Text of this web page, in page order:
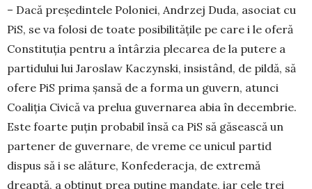
– Dacă președintele Poloniei, Andrzej Duda, aso­ciat cu
PiS, se va folosi de toate posibilitățile pe care i le oferă
Constituția pentru a întârzia plecarea de la putere a
partidului lui Jaroslaw Kaczynski, insis­tând, de pildă, să
ofere PiS prima șansă de a forma un guvern, atunci
Coaliția Civică va prelua guvernarea abia în decembrie.
Este foarte puțin probabil însă ca PiS să găsească un
partener de guvernare, de vreme ce unicul partid
dispus să i se alăture, Konfederacja, de extremă
dreaptă, a obținut prea puține mandate, iar cele trei